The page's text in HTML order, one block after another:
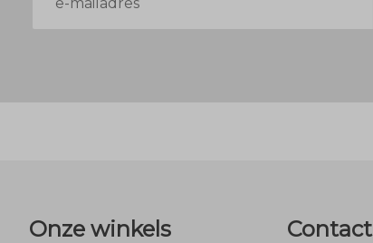
mailadres
Onze winkels Contact